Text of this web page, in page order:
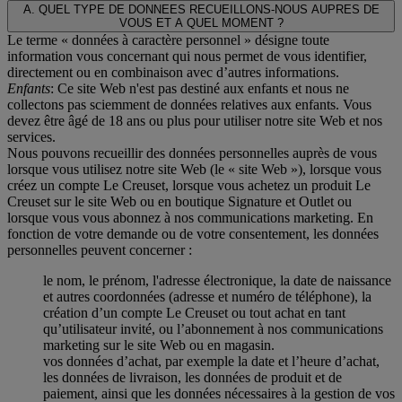
A. QUEL TYPE DE DONNEES RECUEILLONS-NOUS AUPRES DE
VOUS ET A QUEL MOMENT ?
Le terme « données à caractère personnel » désigne toute
information vous concernant qui nous permet de vous identifier,
directement ou en combinaison avec d’autres informations.
Enfants: Ce site Web n'est pas destiné aux enfants et nous ne
collectons pas sciemment de données relatives aux enfants. Vous
devez être âgé de 18 ans ou plus pour utiliser notre site Web et nos
services.
Nous pouvons recueillir des données personnelles auprès de vous
lorsque vous utilisez notre site Web (le « site Web »), lorsque vous
créez un compte Le Creuset, lorsque vous achetez un produit Le
Creuset sur le site Web ou en boutique Signature et Outlet ou
lorsque vous vous abonnez à nos communications marketing. En
fonction de votre demande ou de votre consentement, les données
personnelles peuvent concerner :
le nom, le prénom, l'adresse électronique, la date de naissance
et autres coordonnées (adresse et numéro de téléphone), la
création d’un compte Le Creuset ou tout achat en tant
qu’utilisateur invité, ou l’abonnement à nos communications
marketing sur le site Web ou en magasin.
vos données d’achat, par exemple la date et l’heure d’achat,
les données de livraison, les données de produit et de
paiement, ainsi que les données nécessaires à la gestion de vos